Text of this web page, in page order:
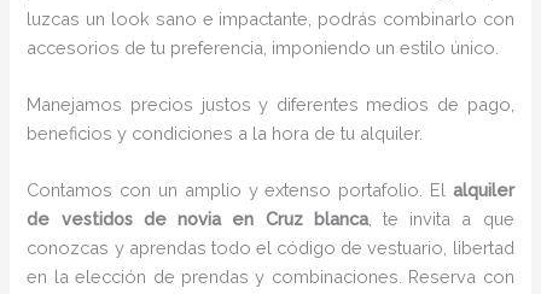
luzcas un look sano e impactante, podrás combinarlo con
accesorios de tu preferencia, imponiendo un estilo único.
Manejamos precios justos y diferentes medios de pago,
beneficios y condiciones a la hora de tu alquiler.
Contamos con un amplio y extenso portafolio. El alquiler
de vestidos de novia en Cruz blanca, te invita a que
conozcas y aprendas todo el código de vestuario, libertad
en la elección de prendas y combinaciones. Reserva con